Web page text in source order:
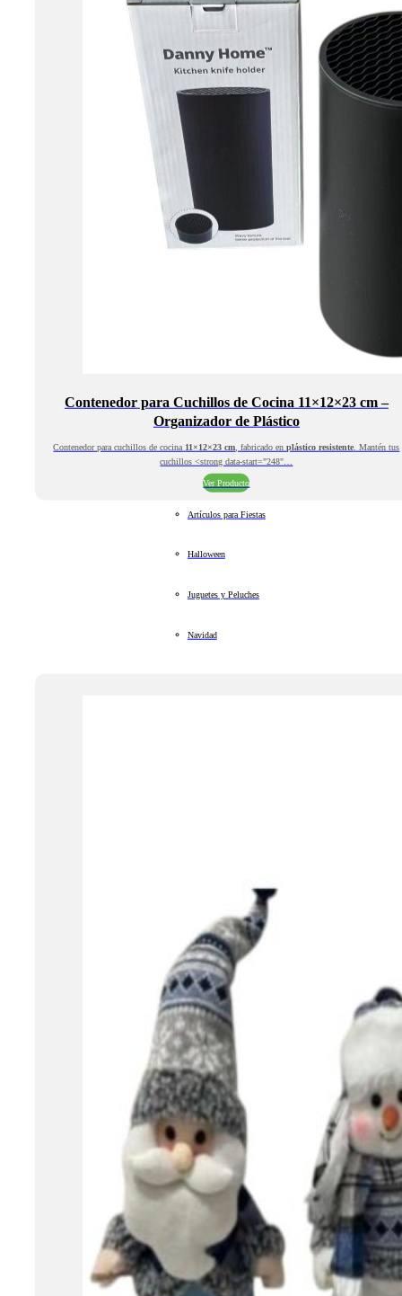
Contenedor para Cuchillos de Cocina 11×12×23 cm –
Organizador de Plástico
Contenedor para cuchillos de cocina 11×12×23 cm , fabricado enplástico resistente . Mantén tus
cuchillos <strong data-start="248"…
Ver Producto
Artículos para Fiestas
Halloween
Juguetes y Peluches
Navidad